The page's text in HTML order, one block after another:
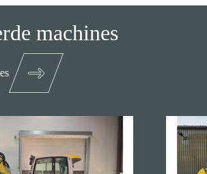
machines